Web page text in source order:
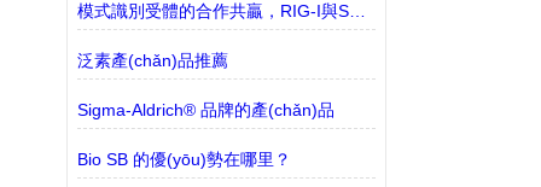
模式識別受體的合作共贏，RIG-I與STING的聯(lián)盟
泛素產(chǎn)品推薦
Sigma-Aldrich® 品牌的產(chǎn)品
Bio SB 的優(yōu)勢在哪里？